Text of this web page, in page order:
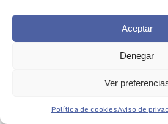
Aceptar
Denegar
Ver
Política de cookiesAviso de
NACIDA PARA IMPRESIONAR